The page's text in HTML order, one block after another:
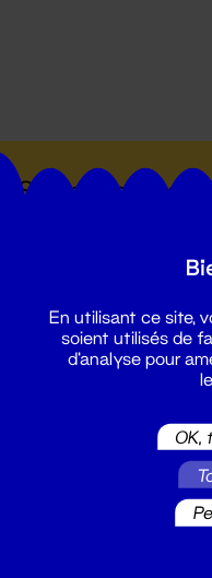
Suivez toutes
En utilisant ce site,
soient utilisés de
d'analyse pour
OK,